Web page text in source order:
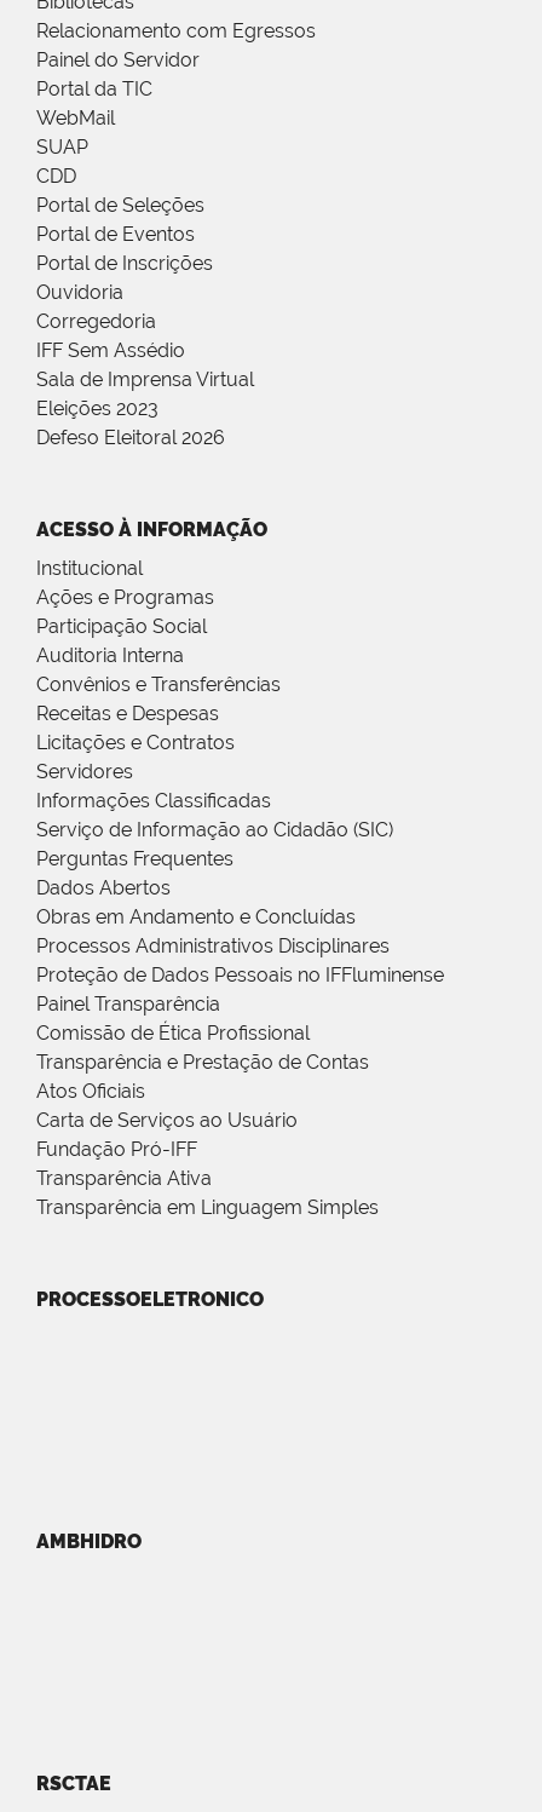
Relacionamento com Egressos
Painel do Servidor
Portal da TIC
WebMail
SUAP
CDD
Portal de Seleções
Portal de Eventos
Portal de Inscrições
Ouvidoria
Corregedoria
IFF Sem Assédio
Sala de Imprensa Virtual
Eleições 2023
Defeso Eleitoral 2026
ACESSO À INFORMAÇÃO
Institucional
Ações e Programas
Participação Social
Auditoria Interna
Convênios e Transferências
Receitas e Despesas
Licitações e Contratos
Servidores
Informações Classificadas
Serviço de Informação ao Cidadão (SIC)
Perguntas Frequentes
Dados Abertos
Obras em Andamento e Concluídas
Processos Administrativos Disciplinares
Proteção de Dados Pessoais no IFFluminense
Painel Transparência
Comissão de Ética Profissional
Transparência e Prestação de Contas
Atos Oficiais
Carta de Serviços ao Usuário
Fundação Pró-IFF
Transparência Ativa
Transparência em Linguagem Simples
PROCESSOELETRONICO
AMBHIDRO
RSCTAE